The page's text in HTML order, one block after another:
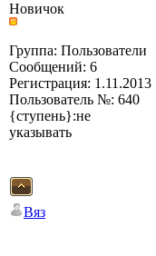
Новичок
Группа: Пользователи
Сообщений: 6
Регистрация: 1.11.2013
Пользователь №: 640
{ступень}:не
указывать
Вяз